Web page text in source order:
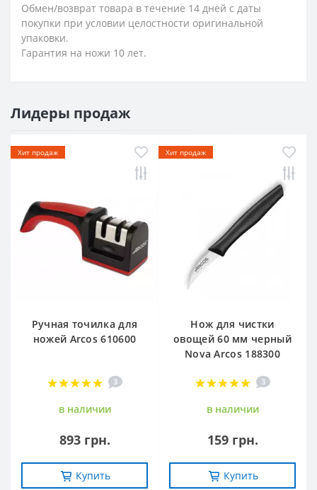
Обмен/возврат товара в течение 14 дней с даты
покупки при условии целостности оригинальной
упаковки.
Гарантия на ножи 10 лет.
Лидеры продаж
Хит продаж
Ручная точилка для
ножей Arcos 610600
3
в наличии
893 грн.
Купить
Хит продаж
Нож для чистки
овощей 60 мм черный
Nova Arcos 188300
3
в наличии
159 грн.
Купить